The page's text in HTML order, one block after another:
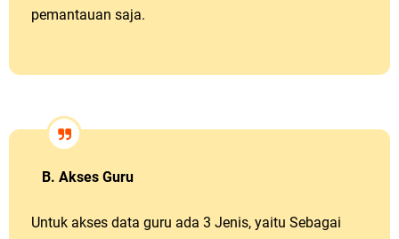
pemantauan saja.
B. Akses Guru
Untuk akses data guru ada 3 Jenis, yaitu Sebagai